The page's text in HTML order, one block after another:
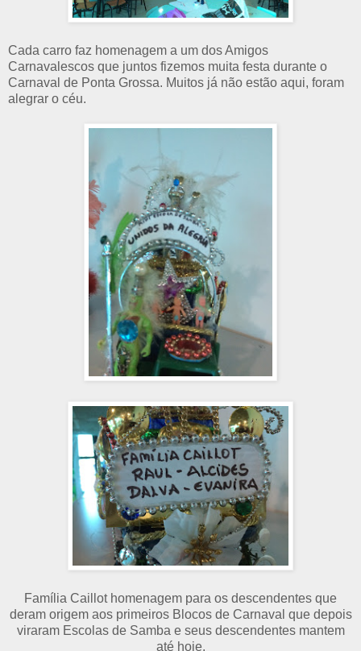
Cada carro faz homenagem a um dos Amigos
Carnavalescos que juntos fizemos muita festa durante o
Carnaval de Ponta Grossa. Muitos já não estão aqui, foram
alegrar o céu.
Família Caillot homenagem para os descendentes que
deram origem aos primeiros Blocos de Carnaval que depois
viraram Escolas de Samba e seus descendentes mantem
até hoje.